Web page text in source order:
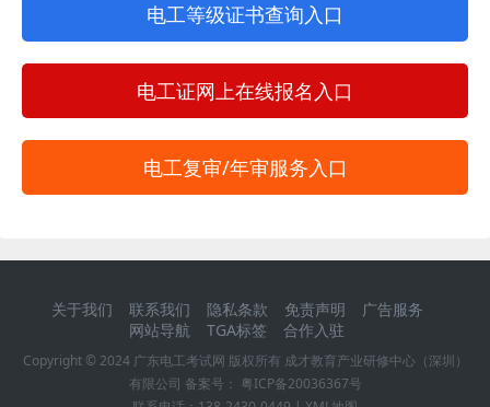
电工等级证书查询入口
电工证网上在线报名入口
电工复审/年审服务入口
关于我们 联系我们 隐私条款 免责声明
广告服务
网站导航
TGA标签 合作入驻
Copyright © 2024 广东电工考试网 版权所有 成才教育产业研修中心（深圳）
有限公司 备案号： 粤ICP备20036367号